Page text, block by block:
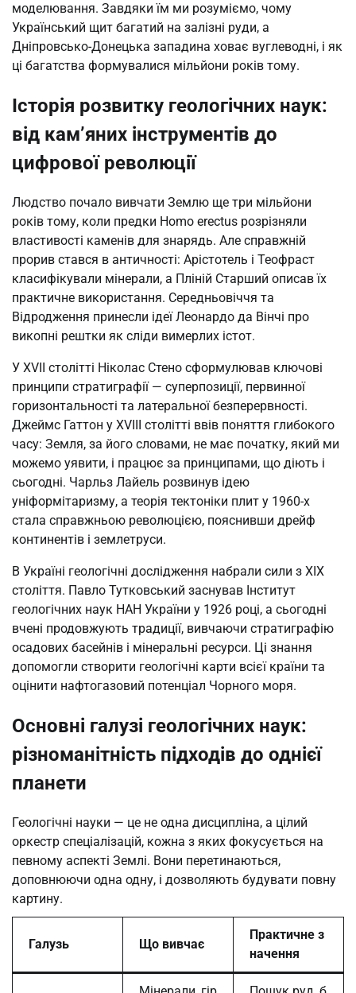
моделювання. Завдяки їм ми розуміємо, чому
Український щит багатий на залізні руди, а
Дніпровсько-Донецька западина ховає вуглеводні, і як
ці багатства формувалися мільйони років тому.
Історія розвитку геологічних наук:
від кам’яних інструментів до
цифрової революції
Людство почало вивчати Землю ще три мільйони
років тому, коли предки Homo erectus розрізняли
властивості каменів для знарядь. Але справжній
прорив стався в античності: Арістотель і Теофраст
класифікували мінерали, а Пліній Старший описав їх
практичне використання. Середньовіччя та
Відродження принесли ідеї Леонардо да Вінчі про
викопні рештки як сліди вимерлих істот.
У XVII столітті Ніколас Стено сформулював ключові
принципи стратиграфії — суперпозиції, первинної
горизонтальності та латеральної безперервності.
Джеймс Гаттон у XVIII столітті ввів поняття глибокого
часу: Земля, за його словами, не має початку, який ми
можемо уявити, і працює за принципами, що діють і
сьогодні. Чарльз Лайель розвинув ідею
уніформітаризму, а теорія тектоніки плит у 1960-х
стала справжньою революцією, пояснивши дрейф
континентів і землетруси.
В Україні геологічні дослідження набрали сили з XIX
століття. Павло Тутковський заснував Інститут
геологічних наук НАН України у 1926 році, а сьогодні
вчені продовжують традиції, вивчаючи стратиграфію
осадових басейнів і мінеральні ресурси. Ці знання
допомогли створити геологічні карти всієї країни та
оцінити нафтогазовий потенціал Чорного моря.
Основні галузі геологічних наук:
різноманітність підходів до однієї
планети
Геологічні науки — це не одна дисципліна, а цілий
оркестр спеціалізацій, кожна з яких фокусується на
певному аспекті Землі. Вони перетинаються,
доповнюючи одна одну, і дозволяють будувати повну
картину.
Галузь Що вивчає
Практичне з
начення